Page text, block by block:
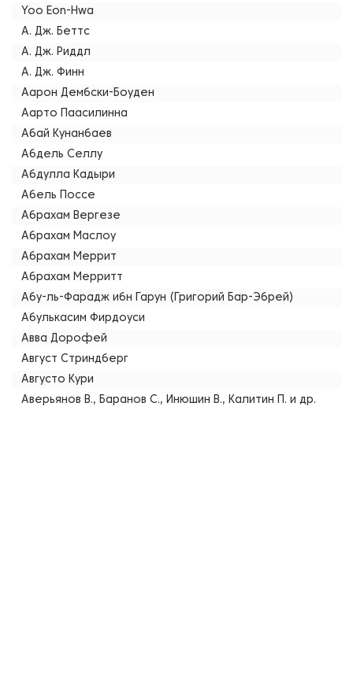
Yoo Eon-Hwa
А. Дж. Беттс
А. Дж. Риддл
А. Дж. Финн
Аарон Дембски-Боуден
Аарто Паасилинна
Абай Кунанбаев
Абдель Селлу
Абдулла Кадыри
Абель Поссе
Абрахам Вергезе
Абрахам Маслоу
Абрахам Меррит
Абрахам Мерритт
Абу-ль-Фарадж ибн Гарун (Григорий Бар-Эбрей)
Абулькасим Фирдоуси
Авва Дорофей
Август Стриндберг
Августо Кури
Аверьянов В., Баранов С., Инюшин В., Калитин П. и др.